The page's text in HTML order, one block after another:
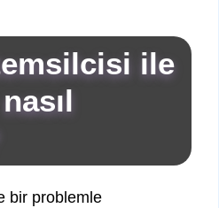
ile
bir problemle